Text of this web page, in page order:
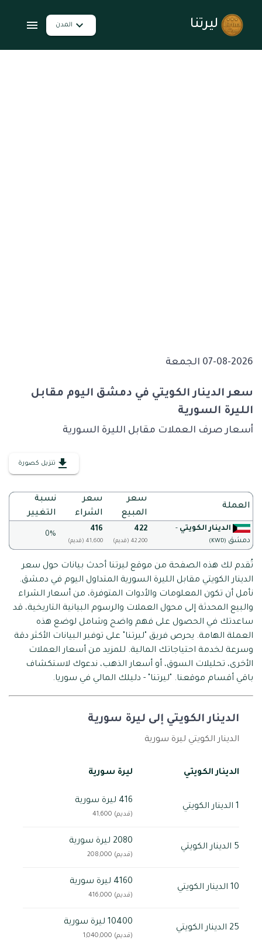
ليرتنا المدن
سعر الدينار الكويتي في دمشق اليوم مقابل
الليرة السورية
أسعار صرف العملات مقابل الليرة السورية
تنزيل كصورة
07-08-2026 الجمعة
العملة
سعر
المبيع
سعر
الشراء
نسبة
التغيير
الدينار الكويتي -
دمشق (KWD)
422
(قديم) 42,200
416
(قديم) 41,600
0%
تُقدم لك هذه الصفحة من موقع ليرتنا أحدث بيانات حول سعر
الدينار الكويتي مقابل الليرة السورية المتداول اليوم في دمشق.
نأمل أن تكون المعلومات والأدوات المتوفرة، من أسعار الشراء
والبيع المحدثة إلى محول العملات والرسوم البيانية التاريخية، قد
ساعدتك في الحصول على فهم واضح وشامل لوضع هذه
العملة الهامة. يحرص فريق "ليرتنا" على توفير البيانات الأكثر دقة
وسرعة لخدمة احتياجاتك المالية. للمزيد من أسعار العملات
الأخرى، تحليلات السوق، أو أسعار الذهب، ندعوك لاستكشاف
باقي أقسام موقعنا. "ليرتنا" - دليلك المالي في سوريا.
الدينار الكويتي إلى ليرة سورية
الدينار الكويتي ليرة سورية
الدينار الكويتي ليرة سورية
1 الدينار الكويتي
416 ليرة سورية
(قديم) 41,600
5 الدينار الكويتي
2080 ليرة سورية
(قديم) 208,000
10 الدينار الكويتي
4160 ليرة سورية
(قديم) 416,000
25 الدينار الكويتي
10400 ليرة سورية
(قديم) 1,040,000